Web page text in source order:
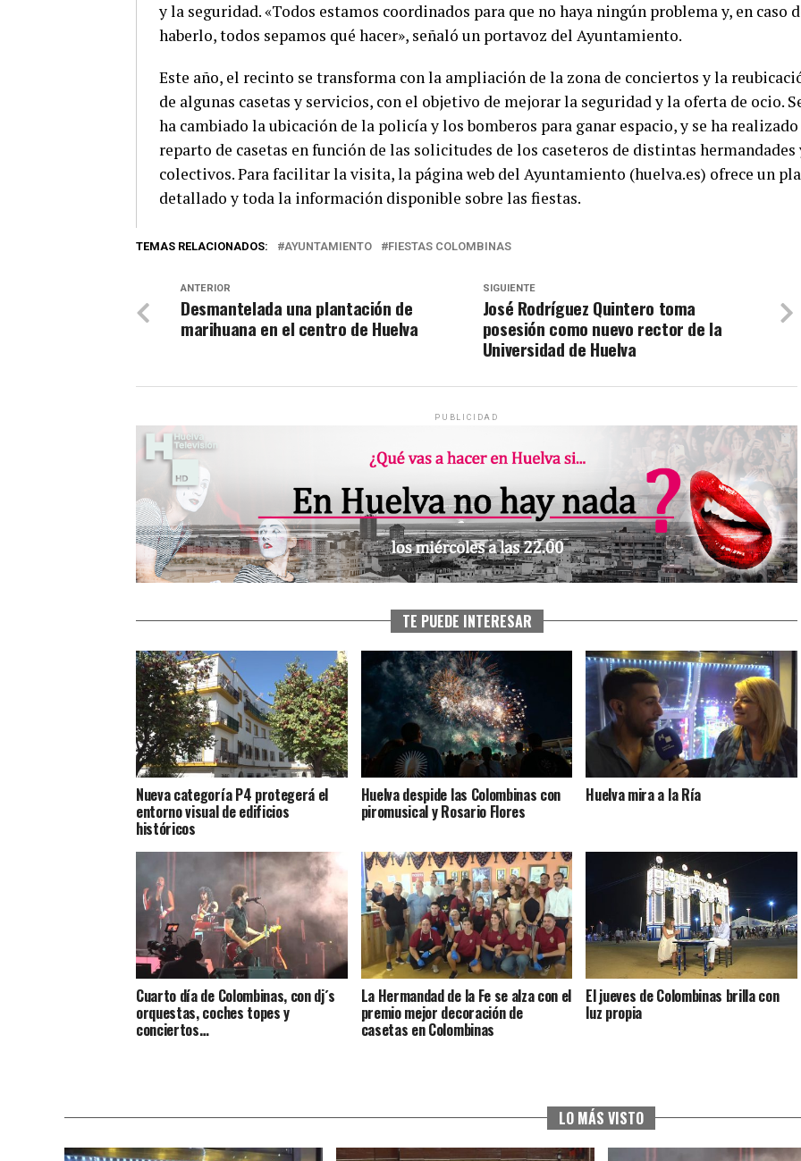
y la seguridad. «Todos estamos coordinados para que no haya ningún problema y, en caso
haberlo, todos sepamos qué hacer», señaló un portavoz del Ayuntamiento.
Este año, el recinto se transforma con la ampliación de la zona de conciertos y la
de algunas casetas y servicios, con el objetivo de mejorar la seguridad y la oferta de ocio.
ha cambiado la ubicación de la policía y los bomberos para ganar espacio, y se ha
reparto de casetas en función de las solicitudes de los caseteros de distintas hermandades
colectivos. Para facilitar la visita, la página web del Ayuntamiento (huelva.es) ofrece un
detallado y toda la información disponible sobre las fiestas.
TEMAS RELACIONADOS: AYUNTAMIENTO FIESTAS COLOMBINAS
SIGUIENTE
José Rodríguez Quintero toma
posesión como nuevo rector de la
Universidad de Huelva
ANTERIOR
Desmantelada una plantación de
marihuana en el centro de Huelva
PUBLICIDAD
TE PUEDE INTERESAR
Nueva categoría P4 protegerá el
entorno visual de edificios
históricos
Huelva despide las Colombinas con
piromusical y Rosario Flores
Huelva mira a la Ría
Cuarto día de Colombinas, con dj´s
orquestas, coches topes y
conciertos…
La Hermandad de la Fe se alza con el
premio mejor decoración de
casetas en Colombinas
El jueves de Colombinas brilla con
luz propia
LO MÁS VISTO